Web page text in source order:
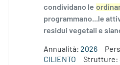
condividano le
programmano...le
residui vegetali e
Annualità: 2026
CILIENTO
Strutture: